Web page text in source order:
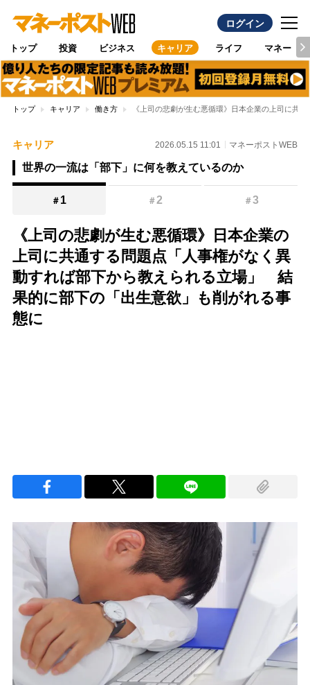
ログイン
トップ 投資 ビジネス キャリア ライフ マネー
トップ キャリア 働き方 《上司の悲劇が生む悪循環》日本企業の上司に共
キャリア 2026.05.15 11:01 マネーポストWEB
世界の一流は「部下」に何を教えているのか
＃ 1 ＃2 ＃3
《上司の悲劇が生む悪循環》日本企業の
上司に共通する問題点「人事権がなく異
動すれば部下から教えられる立場」 結
果的に部下の「出生意欲」も削がれる事
態に